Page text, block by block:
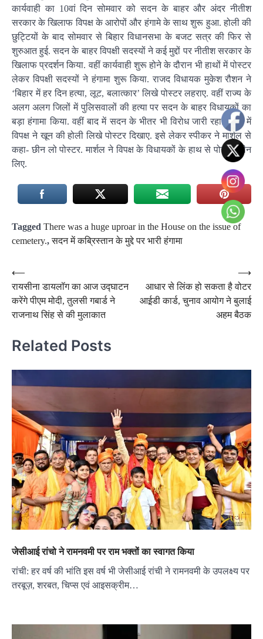
कार्यवाही का 10वां दिन सोमवार को सदन के बाहर और अंदर नीतीश
सरकार के खिलाफ विपक्ष के आरोपों और हंगामे के साथ शुरू हुआ. होली की
छुट्टियों के बाद सोमवार से बिहार विधानसभा के बजट सत्र की फिर से
शुरुआत हुई. सदन के बाहर विपक्षी सदस्यों ने कई मुद्दों पर नीतीश सरकार के
खिलाफ प्रदर्शन किया. वहीं कार्यवाही शुरू होने के दौरान भी हाथों में पोस्टर
लेकर विपक्षी सदस्यों ने हंगामा शुरू किया. राजद विधायक मुकेश रौशन ने
‘बिहार में हर दिन हत्या, लूट, बलात्कार’ लिखे पोस्टर लहराए. वहीं राज्य के
अलग अलग जिलों में पुलिसवालों की हत्या पर सदन के बाहर विधायकों का
बड़ा हंगामा किया. वहीं बाद में सदन के भीतर भी विरोध जारी रहा. सदन में
विपक्ष ने खून की होली लिखे पोस्टर दिखाए. इसे लेकर स्पीकर ने मार्शल से
कहा- छीन लो पोस्टर. मार्शल ने विपक्ष के विधायकों के हाथ से पोस्टर छीन
लिए.
Tagged There was a huge uproar in the House on the issue of
cemetery.,सदन में कब्रिस्तान के मुद्दे पर भारी हंगामा
Post
navigation
⟵
रायसीना डायलॉग का आज उद्घाटन
करेंगे पीएम मोदी, तुलसी गबार्ड ने
राजनाथ सिंह से की मुलाकात
आधार से लिंक हो सकता है वोटर
आई़डी कार्ड, चुनाव आयोग ने बुलाई
अहम बैठक
⟶
Related Posts
जेसीआई रांचो ने रामनवमी पर राम भक्तों का स्वागत किया
रांची: हर वर्ष की भांति इस वर्ष भी जेसीआई रांची ने रामनवमी के उपलक्ष्य पर
तरबूज़, शरबत, चिप्स एवं आइसक्रीम…